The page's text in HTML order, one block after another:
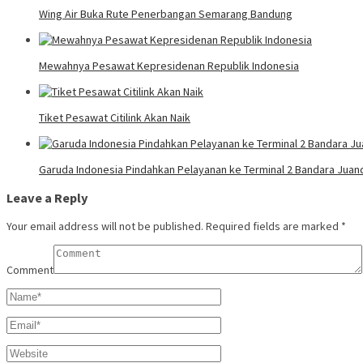
Wing Air Buka Rute Penerbangan Semarang Bandung
Mewahnya Pesawat Kepresidenan Republik Indonesia
Tiket Pesawat Citilink Akan Naik
Garuda Indonesia Pindahkan Pelayanan ke Terminal 2 Bandara
Leave a Reply
Your email address will not be published. Required fields are marked *
Comment